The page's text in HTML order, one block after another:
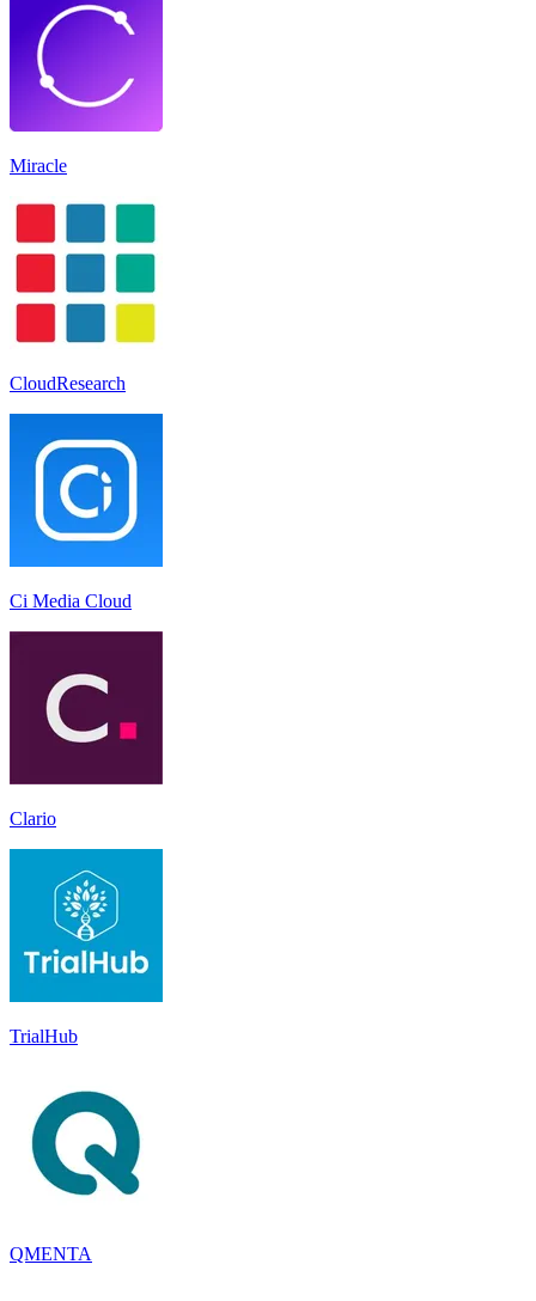
Miracle
CloudResearch
Ci Media Cloud
Clario
TrialHub
QMENTA